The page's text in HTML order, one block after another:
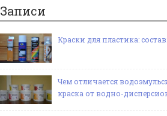
Записи
Краски для пластика:
Чем отличается
краска от водно-